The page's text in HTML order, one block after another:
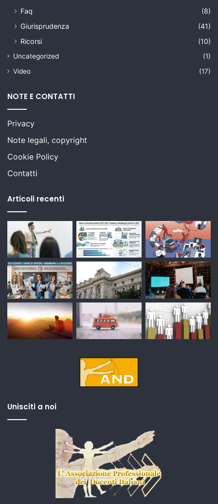
Faq
(8)
Giurisprudenza
(41)
Ricorsi
(10)
Uncategorized
(1)
Video
(17)
NOTE E CONTATTI
Privacy
Note legali, copyright
Cookie Policy
Contatti
Articoli recenti
Unisciti a noi